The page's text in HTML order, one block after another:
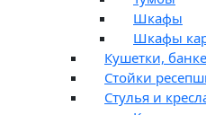
Шкафы
Шкафы
Кушетки,
Стойки
Стулья и